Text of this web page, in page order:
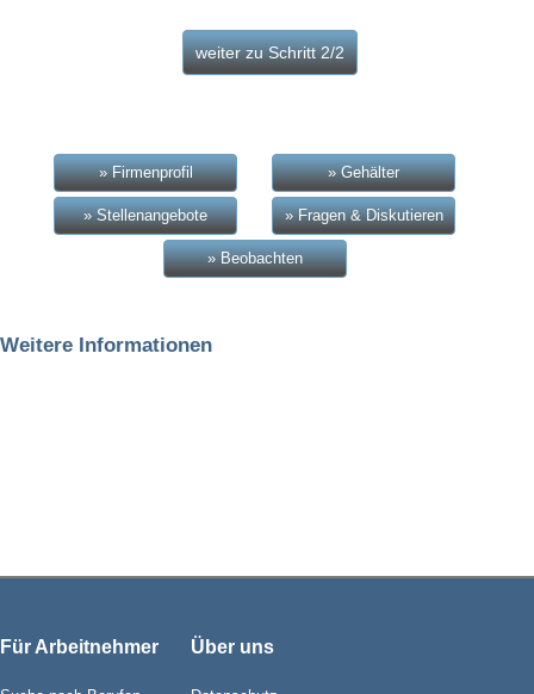
» Firmenprofil » Gehälter
» Stellenangebote » Fragen & Diskutieren
» Beobachten
Weitere Informationen
Für Arbeitnehmer Über uns